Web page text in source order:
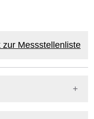
zur Messstellenliste